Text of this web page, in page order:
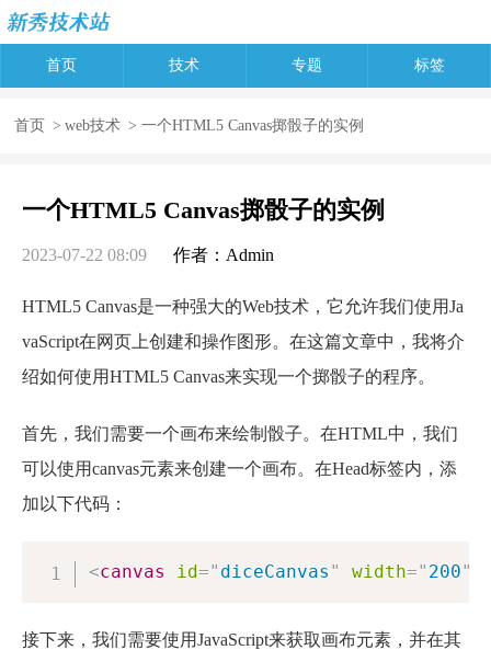
首页 技术 专题 标签
首页 > web技术 > 一个HTML5 Canvas掷骰子的实例
一个HTML5 Canvas掷骰子的实例
2023-07-22 08:09 作者：Admin
HTML5 Canvas是一种强大的Web技术，它允许我们使用Ja
vaScript在网页上创建和操作图形。在这篇文章中，我将介
绍如何使用HTML5 Canvas来实现一个掷骰子的程序。
首先，我们需要一个画布来绘制骰子。在HTML中，我们
可以使用canvas元素来创建一个画布。在Head标签内，添
加以下代码：
<canvas id=" diceCanvas " width=" 200"
接下来，我们需要使用JavaScript来获取画布元素，并在其